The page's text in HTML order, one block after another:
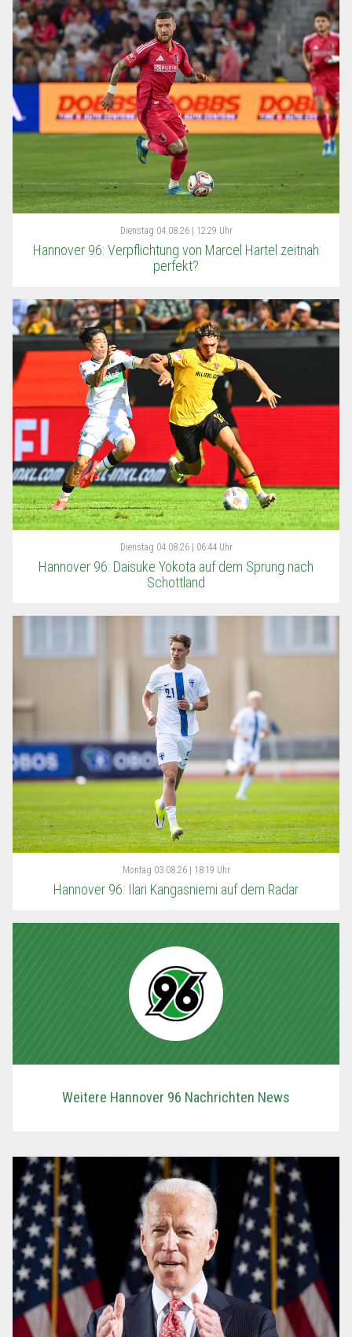
Dienstag 04.08.26 | 12:29 Uhr
Hannover 96: Verpflichtung von Marcel Hartel zeitnah
perfekt?
Dienstag 04.08.26 | 06:44 Uhr
Hannover 96: Daisuke Yokota auf dem Sprung nach
Schottland
Montag 03.08.26 | 18:19 Uhr
Hannover 96: Ilari Kangasniemi auf dem Radar
Weitere Hannover 96 Nachrichten News